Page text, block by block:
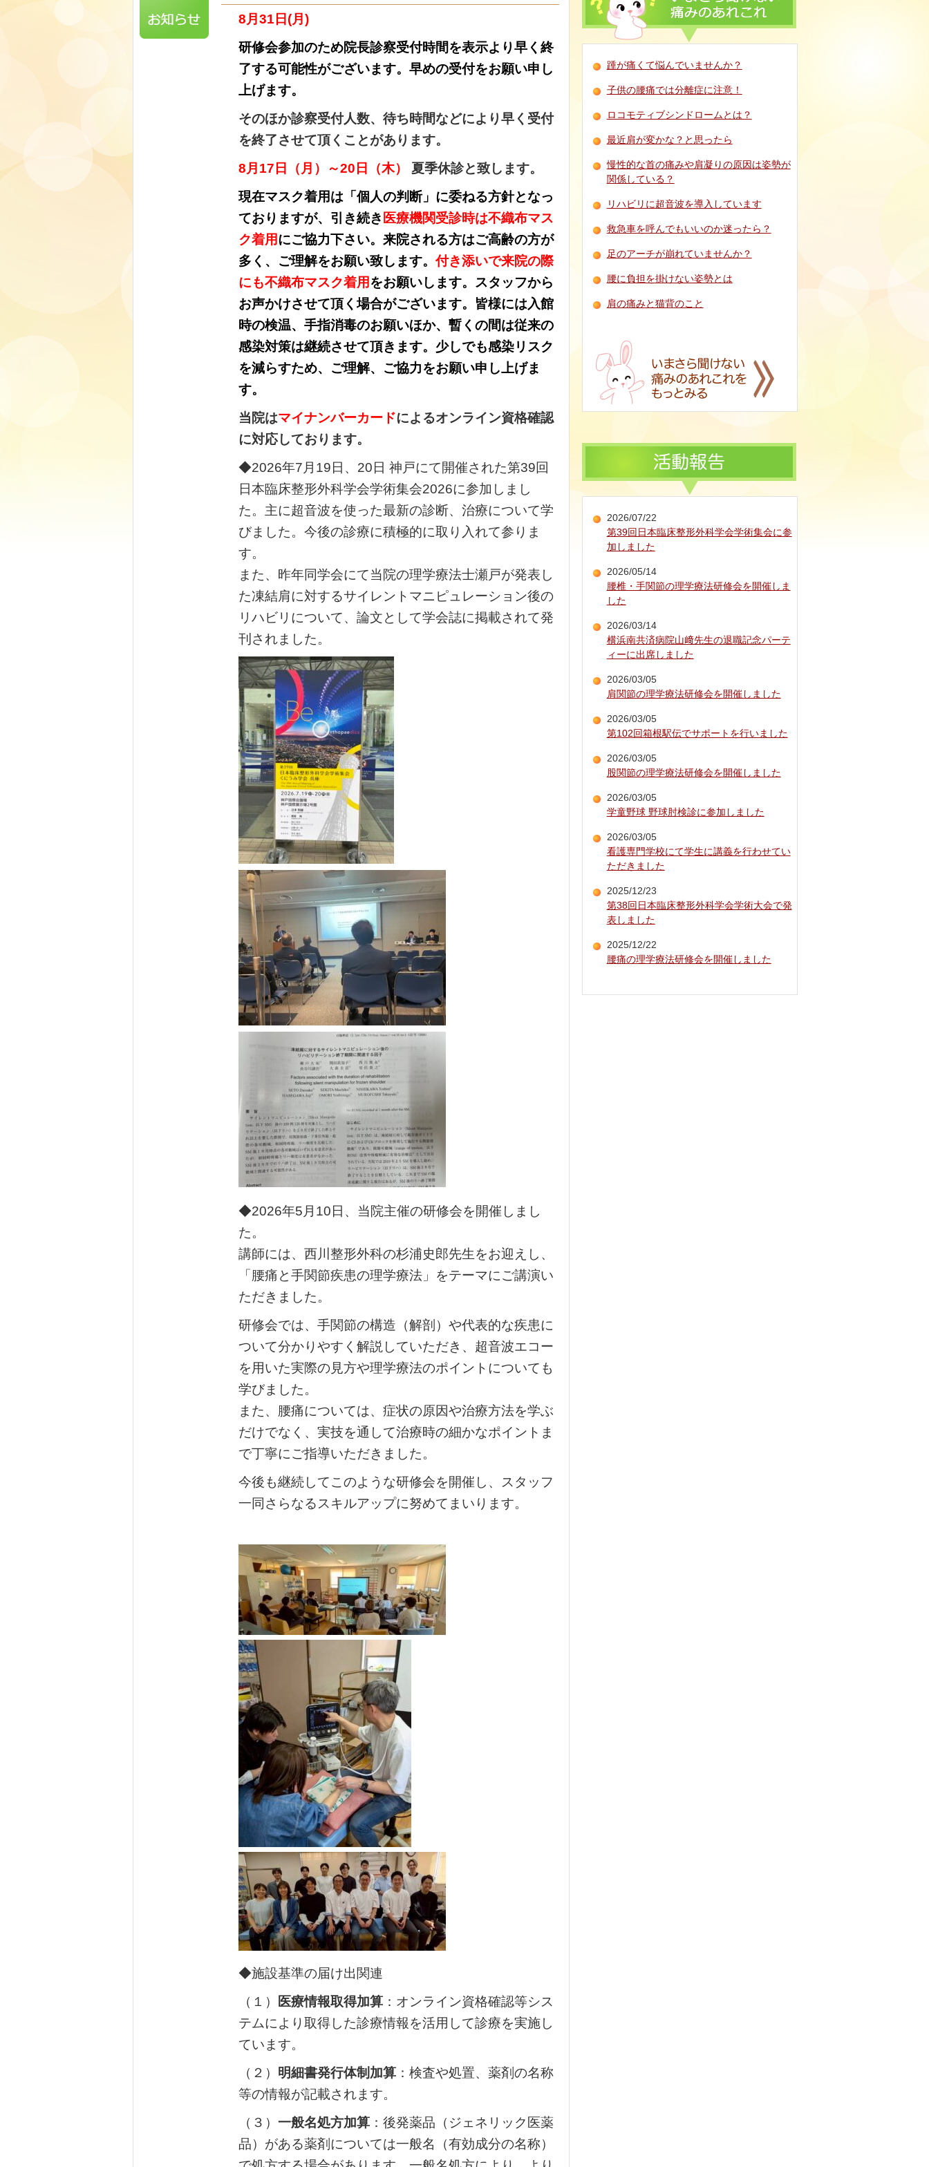
8月 31日(月)
研修会参加のため院長診察受付時間を表示より早く終
了する可能性がございます。早めの受付をお願い申し
上げます。
そのほか診察受付人数、待ち時間などにより早く受付
を終了させて頂くことがあります。
8月17日（月）～20日（木） 夏季休診と致します。
現在マスク着用は「個人の判断」に委ねる方針となっ
ておりますが、引き続き 医療機関受診時は不織布マス
ク着用にご協力下さい。来院される方はご高齢の方が
多く、ご理解をお願い致します。 付き添いで来院の際
にも不織布マスク着用 をお願いします。スタッフから
お声かけさせて頂く場合がございます。皆様には入館
時の検温、手指消毒のお願いほか、暫くの間は従来の
感染対策は継続させて頂きます。 少しでも感染リスク
を減らすため、ご理解、ご協力をお願い申し上げま
す。
当院はマイナンバーカードによるオンライン資格確認
に対応しております。
◆2026年7月19日、20日 神戸にて開催された第39回
日本臨床整形外科学会学術集会2026に参加しまし
た。主に超音波を使った最新の診断、治療について学
びました。今後の診療に積極的に取り入れて参りま
す。
また、昨年同学会にて当院の理学療法士瀬戸が発表し
た凍結肩に対するサイレントマニピュレーション後の
リハビリについて、論文として学会誌に掲載されて発
刊されました。
◆2026年5月10日、当院主催の研修会を開催しまし
た。
講師には、西川整形外科の杉浦史郎先生をお迎えし、
「腰痛と手関節疾患の理学療法」をテーマにご講演い
ただきました。
研修会では、手関節の構造（解剖）や代表的な疾患に
ついて分かりやすく解説していただき、超音波エコー
を用いた実際の見方や理学療法のポイントについても
学びました。
また、腰痛については、症状の原因や治療方法を学ぶ
だけでなく、実技を通して治療時の細かなポイントま
で丁寧にご指導いただきました。
今後も継続してこのような研修会を開催し、スタッフ
一同さらなるスキルアップに努めてまいります。
◆施設基準の届け出関連
（１）
医療情報取得加算：オンライン資格確認等シス
テムにより取得した診療情報を活用して診療を実施し
ています。
（２） 明細書発行体制加算：検査や処置、薬剤の名称
等の情報が記載されます。
（３） 一般名処方加算：後発薬品（ジェネリック医薬
品）がある薬剤については一般名（有効成分の名称）
踵が痛くて悩んでいませんか？
子供の腰痛では分離症に注意！
ロコモティブシンドロームとは？
最近肩が変かな？と思ったら
慢性的な首の痛みや肩凝りの原因は姿勢が
関係している？
リハビリに超音波を導入しています
救急車を呼んでもいいのか迷ったら？
足のアーチが崩れていませんか？
腰に負担を掛けない姿勢とは
肩の痛みと猫背のこと
2026/07/22
第39回日本臨床整形外科学会学術集会に参
加しました
2026/05/14
腰椎・手関節の理学療法研修会を開催しま
した
2026/03/14
横浜南共済病院山﨑先生の退職記念パーテ
ィーに出席しました
2026/03/05
肩関節の理学療法研修会を開催しました
2026/03/05
第102回箱根駅伝でサポートを行いました
2026/03/05
股関節の理学療法研修会を開催しました
2026/03/05
学童野球 野球肘検診に参加しました
2026/03/05
看護専門学校にて学生に講義を行わせてい
ただきました
2025/12/23
第38回日本臨床整形外科学会学術大会で発
表しました
2025/12/22
腰痛の理学療法研修会を開催しました